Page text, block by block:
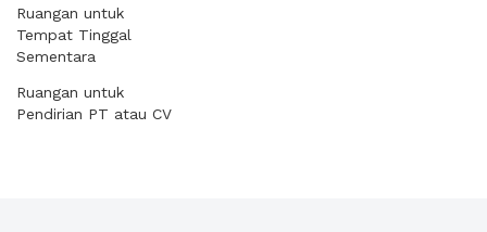
Ruangan untuk
Tempat Tinggal
Sementara
Ruangan untuk
Pendirian PT atau CV